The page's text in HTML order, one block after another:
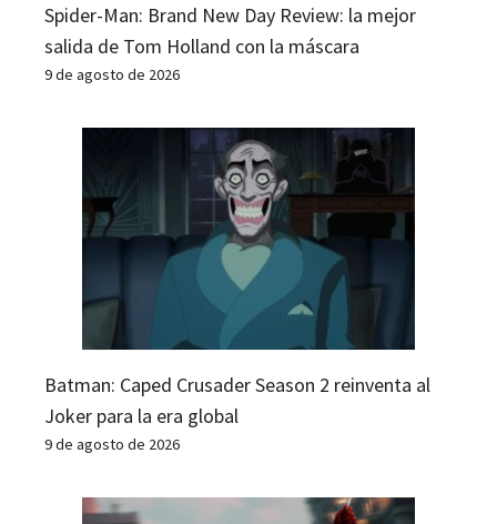
Spider-Man: Brand New Day Review: la mejor
salida de Tom Holland con la máscara
9 de agosto de 2026
Batman: Caped Crusader Season 2 reinventa al
Joker para la era global
9 de agosto de 2026